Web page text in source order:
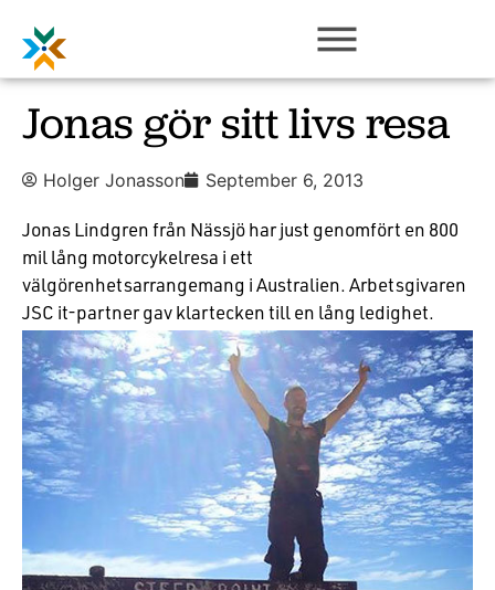
Jonas gör sitt livs resa
Holger Jonasson September 6, 2013
Jonas Lindgren från Nässjö har just genomfört en 800
mil lång motorcykelresa i ett
välgörenhetsarrangemang i Australien. Arbetsgivaren
JSC it-partner gav klartecken till en lång ledighet.